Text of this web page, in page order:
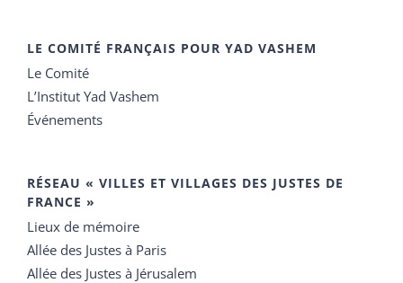
LE COMITÉ FRANÇAIS POUR YAD VASHEM
Le Comité
L’Institut Yad Vashem
Événements
RÉSEAU « VILLES ET VILLAGES DES JUSTES DE
FRANCE »
Lieux de mémoire
Allée des Justes à Paris
Allée des Justes à Jérusalem